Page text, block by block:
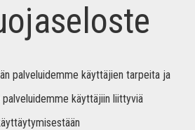
palveluidemme käyttäjien tarpeita ja
käyttäjiin liittyviä